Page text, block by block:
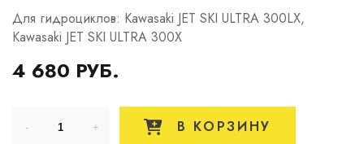
Для гидроциклов: Kawasaki JET SKI ULTRA 300LX,
Kawasaki JET SKI ULTRA 300X
4 680 РУБ.
В КОРЗИНУ